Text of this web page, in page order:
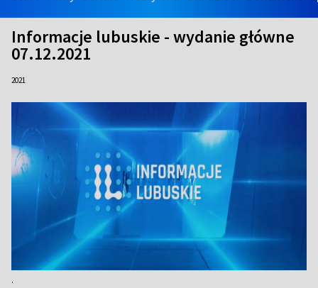
Informacje lubuskie - wydanie główne
07.12.2021
2021
.